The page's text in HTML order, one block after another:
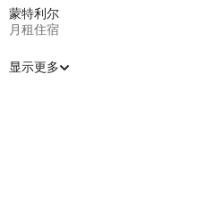
蒙特利尔
月租住宿
显示更多